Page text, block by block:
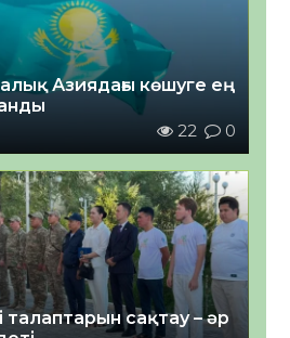
Азиядағы көшуге ең
22 0
талаптарын сақтау – әр